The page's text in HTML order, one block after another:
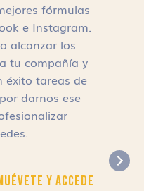
fórmulas
e Instagram.
alcanzar los
tu compañía y
éxito tareas de
darnos ese
y Accede